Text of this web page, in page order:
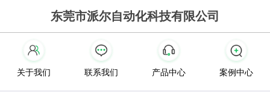
东莞市派尔自动化科技有限公司
关于我们 联系我们 产品中心 案例中心